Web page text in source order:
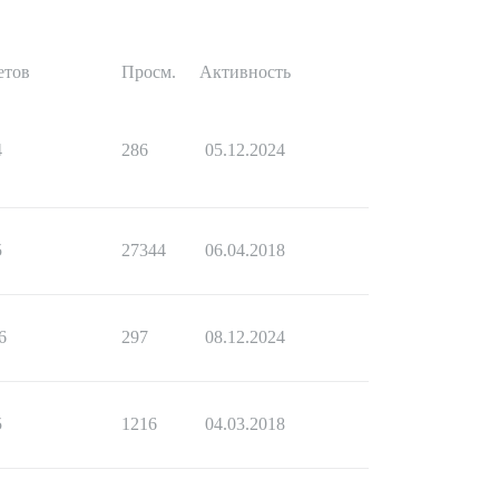
Просм. Активность
286 05.12.2024
27344 06.04.2018
297 08.12.2024
1216 04.03.2018